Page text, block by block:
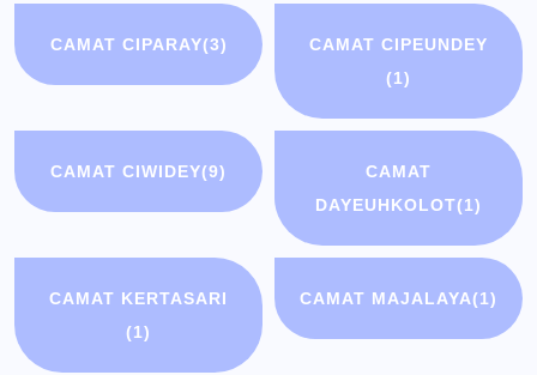
CAMAT CIPARAY(3)
CAMAT CIPEUNDEY
(1)
CAMAT CIWIDEY(9)
CAMAT
DAYEUHKOLOT(1)
CAMAT KERTASARI
(1)
CAMAT MAJALAYA(1)